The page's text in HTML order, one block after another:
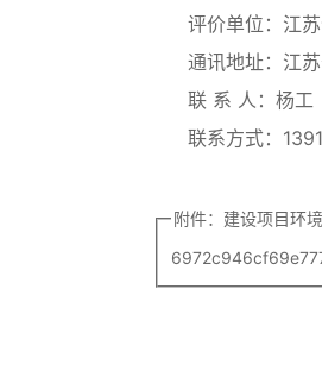
评价单位：江苏
通讯地址：江苏
联 系 人：杨工
联系方式：
附件：建设项目环